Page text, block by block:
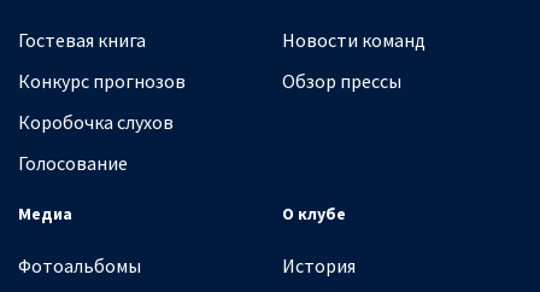
Гостевая книга
Конкурс прогнозов
Коробочка слухов
Голосование
Новости команд
Обзор прессы
Медиа
Фотоальбомы
О клубе
История